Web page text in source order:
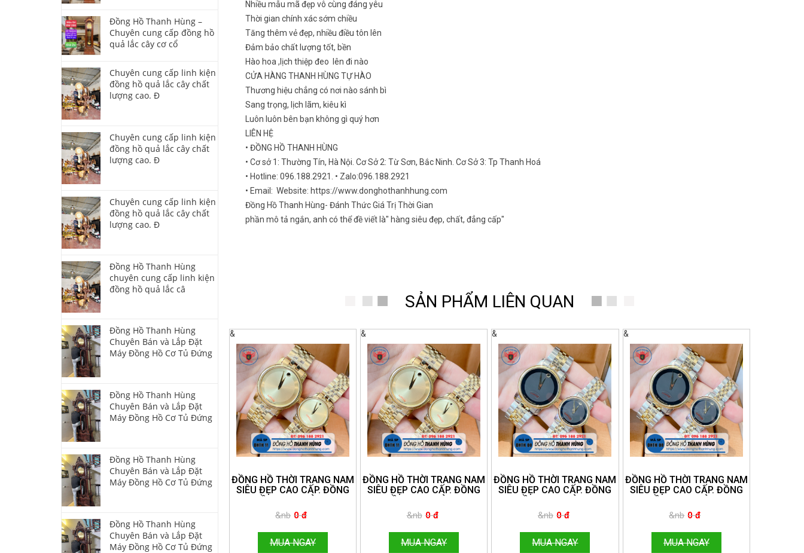
Nhiều mẫu mã đẹp vô cùng đáng yêu
Thời gian chính xác sớm chiều
Tăng thêm vẻ đẹp, nhiều điều tôn lên
Đảm bảo chất lượng tốt, bền
Hào hoa ,lịch thiệp đeo lên đi nào
CỬA HÀNG THANH HÙNG TỰ HÀO
Thương hiệu chẳng có nơi nào sánh bì
Sang trọng, lịch lãm, kiêu kì
Luôn luôn bên bạn không gì quý hơn
LIÊN HỆ
• ĐỒNG HỒ THANH HÙNG
• Cơ sở 1: Thường Tín, Hà Nội. Cơ Sở 2: Từ Sơn, Bắc Ninh. Cơ Sở 3: Tp Thanh Hoá
• Hotline: 096.188.2921. • Zalo:096.188.2921
• Email: Website: https://www.donghothanhhung.com
Đồng Hồ Thanh Hùng- Đánh Thức Giá Trị Thời Gian
phần mô tả ngắn, anh có thể đề viết là" hàng siêu đẹp, chất, đẳng cấp"
SẢN PHẨM LIÊN QUAN
&
ĐỒNG HỒ THỜI TRANG NAM
SIÊU ĐẸP CAO CẤP. ĐỒNG
HOTLINE:096.188.2921
&nb 0 đ
MUA NGAY
&
ĐỒNG HỒ THỜI TRANG NAM
SIÊU ĐẸP CAO CẤP. ĐỒNG
HOTLINE:096.188.2921
&nb 0 đ
MUA NGAY
&
ĐỒNG HỒ THỜI TRANG NAM
SIÊU ĐẸP CAO CẤP. ĐỒNG
HOTLINE:096.188.2921
&nb 0 đ
MUA NGAY
&
ĐỒNG HỒ THỜI TRANG NAM
SIÊU ĐẸP CAO CẤP. ĐỒNG
HOTLINE:096.188.2921
&nb 0 đ
MUA NGAY
Đồng Hồ Thanh Hùng –
Chuyên cung cấp đồng hồ
quả lắc cây cơ cổ
Chuyên cung cấp linh kiện
đồng hồ quả lắc cây chất
lượng cao. Đ
Chuyên cung cấp linh kiện
đồng hồ quả lắc cây chất
lượng cao. Đ
Chuyên cung cấp linh kiện
đồng hồ quả lắc cây chất
lượng cao. Đ
Đồng Hồ Thanh Hùng
chuyên cung cấp linh kiện
đồng hồ quả lắc câ
Đồng Hồ Thanh Hùng
Chuyên Bán và Lắp Đặt
Máy Đồng Hồ Cơ Tủ Đứng
Đồng Hồ Thanh Hùng
Chuyên Bán và Lắp Đặt
Máy Đồng Hồ Cơ Tủ Đứng
Đồng Hồ Thanh Hùng
Chuyên Bán và Lắp Đặt
Máy Đồng Hồ Cơ Tủ Đứng
Đồng Hồ Thanh Hùng
Chuyên Bán và Lắp Đặt
Máy Đồng Hồ Cơ Tủ Đứng